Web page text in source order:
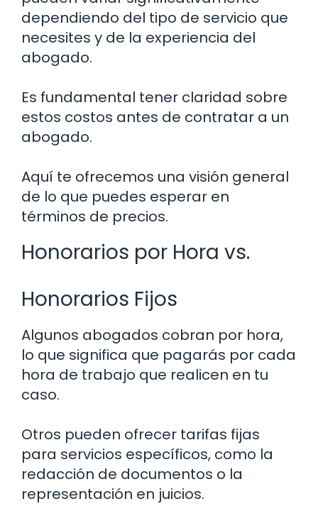
dependiendo del tipo de servicio que
necesites y de la experiencia del
abogado.
Es fundamental tener claridad sobre
estos costos antes de contratar a un
abogado.
Aquí te ofrecemos una visión general
de lo que puedes esperar en
términos de precios.
Honorarios por Hora vs.
Honorarios Fijos
Algunos abogados cobran por hora,
lo que significa que pagarás por cada
hora de trabajo que realicen en tu
caso.
Otros pueden ofrecer tarifas fijas
para servicios específicos, como la
redacción de documentos o la
representación en juicios.